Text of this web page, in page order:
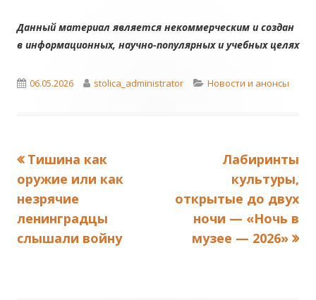
Данный материал является некоммерческим и создан
в информационных, научно-популярных и учебных целях
Published
06.05.2026 Author
stolica_administrator Categories
Новости и анонсы
Навигация
по
записям
Previous
article:
Тишина как
оружие или как
незрячие
ленинградцы
слышали войну
Next
article:
Лабиринты
культуры,
открытые до двух
ночи — «Ночь в
музее — 2026»